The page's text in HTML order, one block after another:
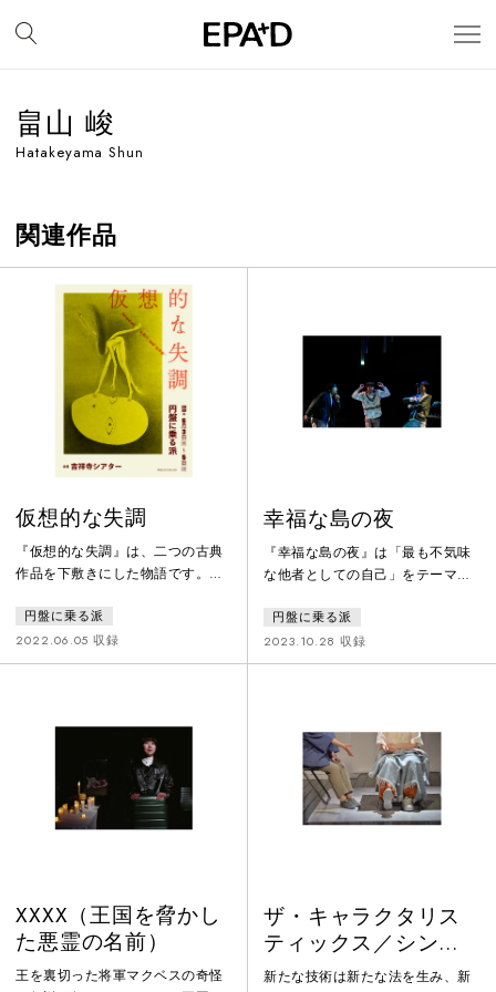
畠山 峻
Hatakeyama Shun
関連作品
仮想的な失調
『仮想的な失調』は、二つの古典
作品を下敷きにした物語です。ひ
まう坊主を主人公とした狂言「名
取川」。もうひとつは、源義経の
西国落ちを題材にとり、涙の別れ
演じる能「船弁慶」。常に複数の
SNSを使い分け、様々なアイデン
ティティを駆使する現代の生活に
向けて、これらの物語の新たな語
り直しを試みます。
円盤に乗る派
2022.06.05 収録
幸福な島の夜
『幸福な島の夜』は「最も不気味
な他者としての自己」をテーマと
何もない現代においては、あらゆ
るものが少し見方を変えるだけ
で、見知らぬ不気味なものに見え
ものに感じられ、全く捉えられな
い、不可解なものとして立ち現れ
てくる。不安定なものたちが不安
定なまま点在するこの世界の「現
実」の様相を、寓話的な物語を通
円盤に乗る派
2023.10.28 収録
XXXX（王国を脅かし
た悪霊の名前）
王を裏切った将軍マクベスの奇怪
ザ・キャラクタリス
ティックス／シンダ
ー・オブ・プロメテ
新たな技術は新たな法を生み、新